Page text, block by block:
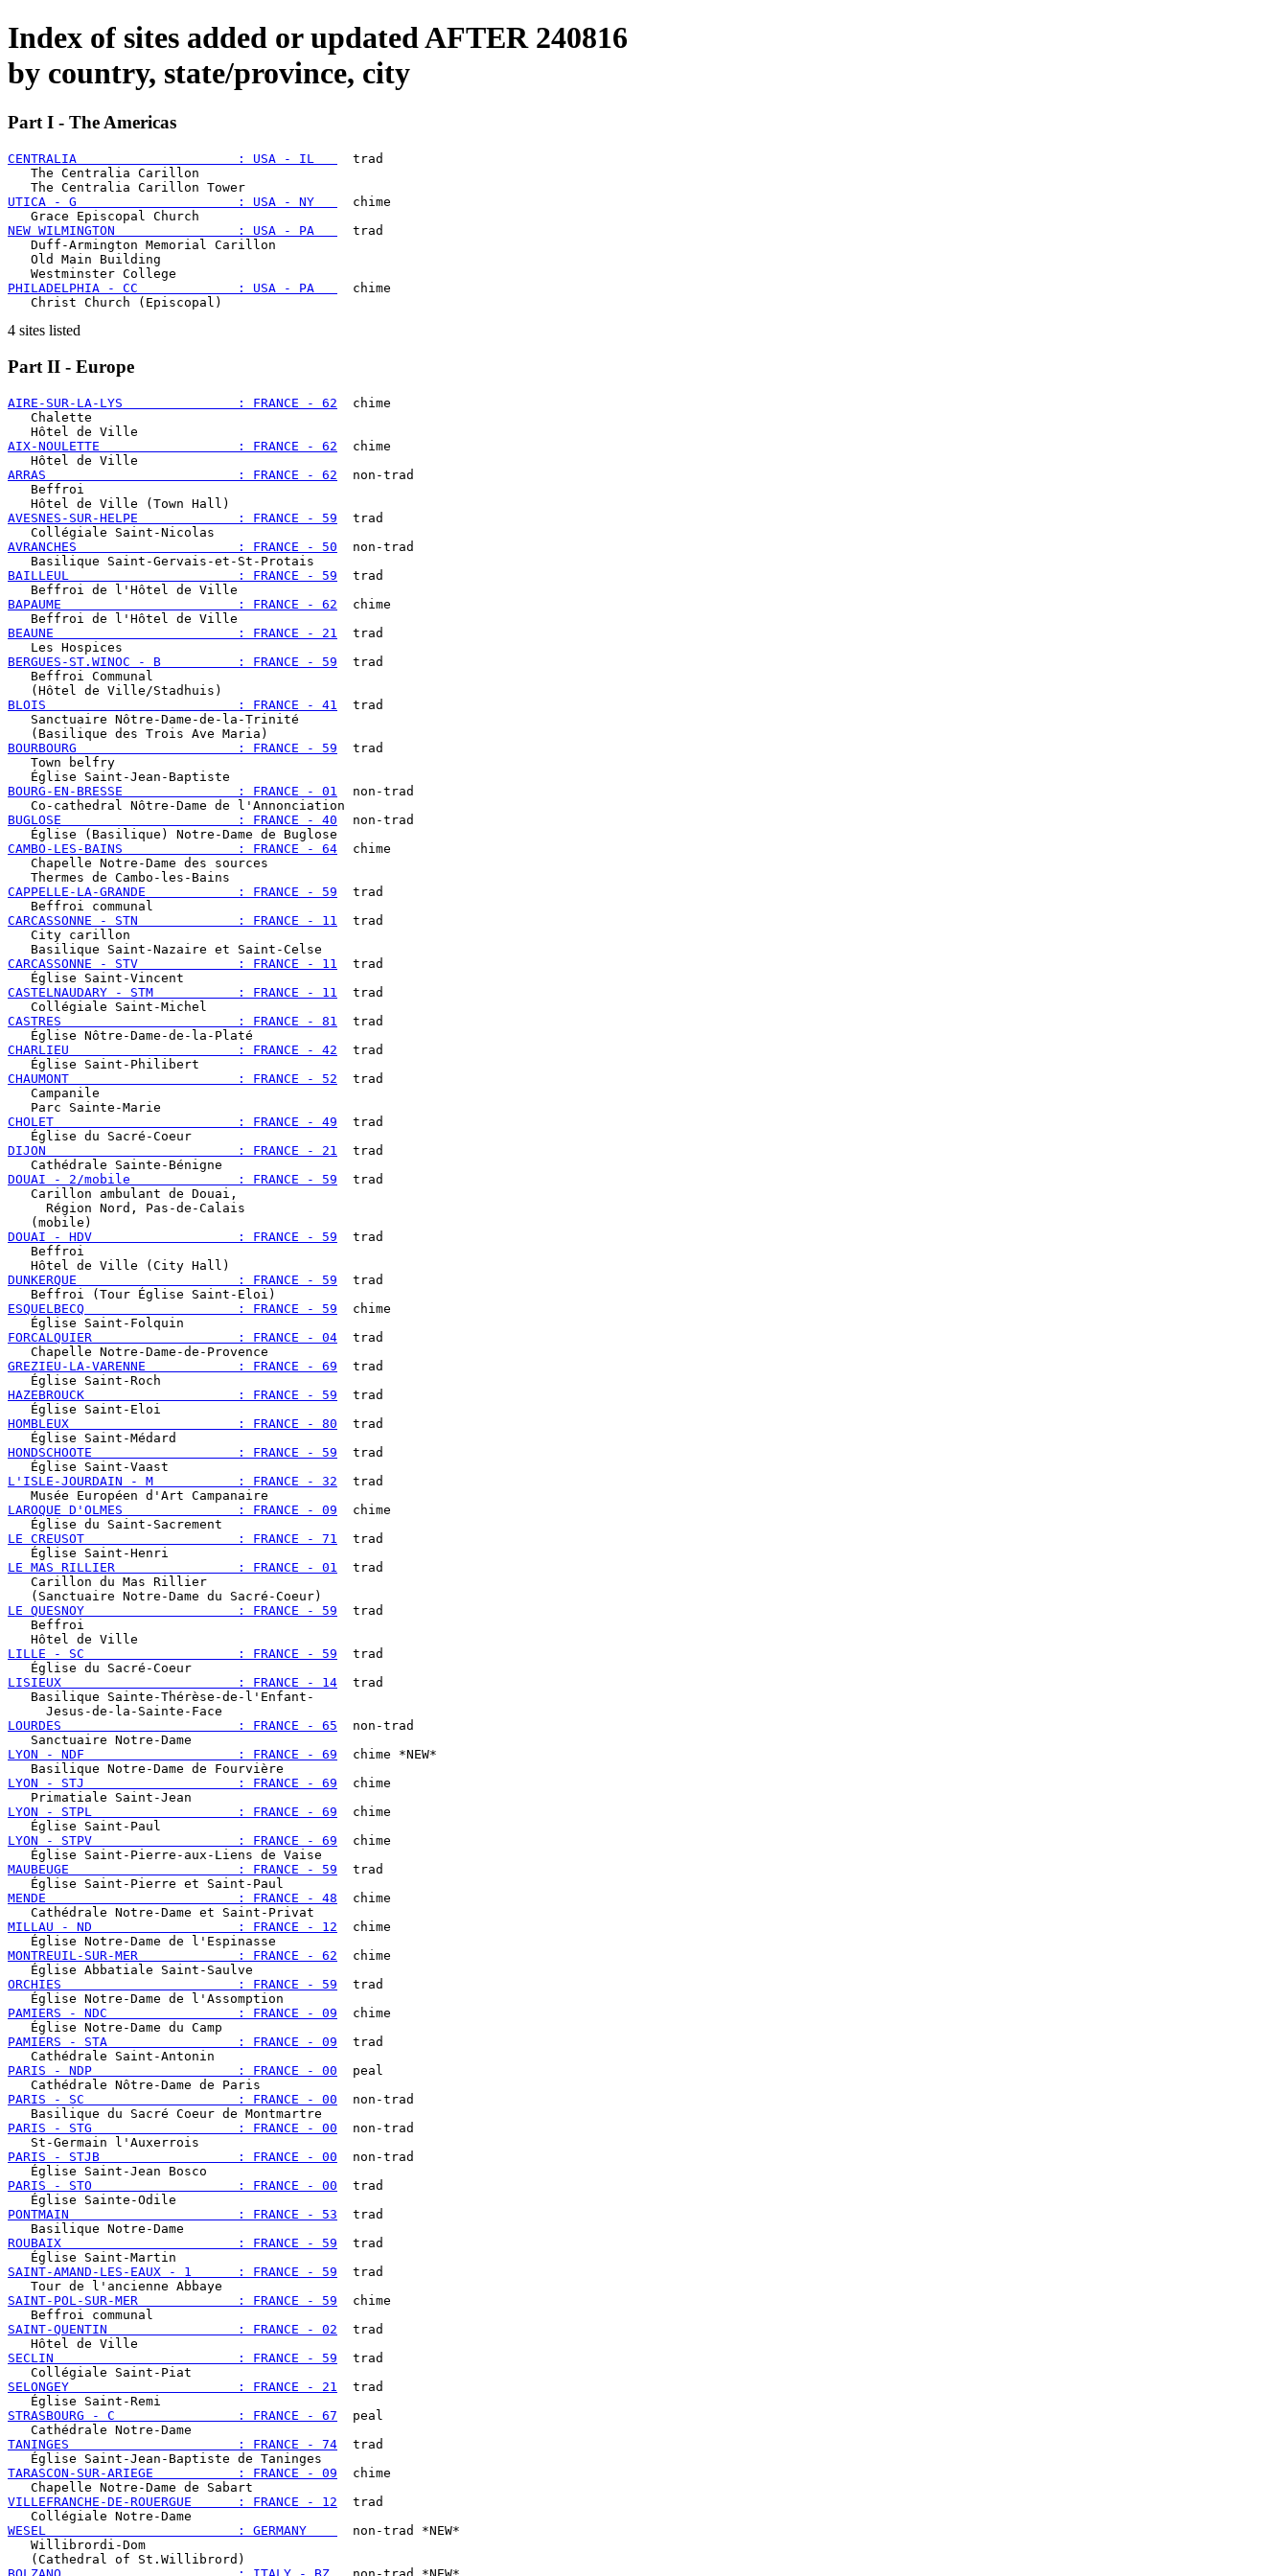
Index of sites added or updated AFTER 240816
by country, state/province, city
Part I - The Americas
CENTRALIA                     : USA - IL
  trad
   The Centralia Carillon
UTICA - G                     : USA - NY
  chime
NEW WILMINGTON                : USA - PA
  trad
   Duff-Armington Memorial Carillon
   Old Main Building
PHILADELPHIA - CC             : USA - PA
  chime
4 sites listed
Part II - Europe
AIRE-SUR-LA-LYS               : FRANCE - 62
  chime
   Chalette
AIX-NOULETTE                  : FRANCE - 62
  chime
ARRAS                         : FRANCE - 62
  non-trad
   Beffroi
AVESNES-SUR-HELPE             : FRANCE - 59
  trad
AVRANCHES                     : FRANCE - 50
  non-trad
BAILLEUL                      : FRANCE - 59
  trad
BAPAUME                       : FRANCE - 62
  chime
BEAUNE                        : FRANCE - 21
  trad
BERGUES-ST.WINOC - B          : FRANCE - 59
  trad
   Beffroi Communal
BLOIS                         : FRANCE - 41
  trad
   Sanctuaire Nôtre-Dame-de-la-Trinité
BOURBOURG                     : FRANCE - 59
  trad
   Town belfry
BOURG-EN-BRESSE               : FRANCE - 01
  non-trad
BUGLOSE                       : FRANCE - 40
  non-trad
CAMBO-LES-BAINS               : FRANCE - 64
  chime
   Chapelle Notre-Dame des sources
CAPPELLE-LA-GRANDE            : FRANCE - 59
  trad
CARCASSONNE - STN             : FRANCE - 11
  trad
   City carillon
CARCASSONNE - STV             : FRANCE - 11
  trad
CASTELNAUDARY - STM           : FRANCE - 11
  trad
CASTRES                       : FRANCE - 81
  trad
CHARLIEU                      : FRANCE - 42
  trad
CHAUMONT                      : FRANCE - 52
  trad
   Campanile
CHOLET                        : FRANCE - 49
  trad
DIJON                         : FRANCE - 21
  trad
DOUAI - 2/mobile              : FRANCE - 59
  trad
   Carillon ambulant de Douai,
     Région Nord, Pas-de-Calais
DOUAI - HDV                   : FRANCE - 59
  trad
   Beffroi
DUNKERQUE                     : FRANCE - 59
  trad
ESQUELBECQ                    : FRANCE - 59
  chime
FORCALQUIER                   : FRANCE - 04
  trad
GREZIEU-LA-VARENNE            : FRANCE - 69
  trad
HAZEBROUCK                    : FRANCE - 59
  trad
HOMBLEUX                      : FRANCE - 80
  trad
HONDSCHOOTE                   : FRANCE - 59
  trad
L'ISLE-JOURDAIN - M           : FRANCE - 32
  trad
LAROQUE D'OLMES               : FRANCE - 09
  chime
LE CREUSOT                    : FRANCE - 71
  trad
LE MAS RILLIER                : FRANCE - 01
  trad
   Carillon du Mas Rillier
LE QUESNOY                    : FRANCE - 59
  trad
   Beffroi
LILLE - SC                    : FRANCE - 59
  trad
LISIEUX                       : FRANCE - 14
  trad
   Basilique Sainte-Thérèse-de-l'Enfant-
LOURDES                       : FRANCE - 65
  non-trad
LYON - NDF                    : FRANCE - 69
  chime *NEW*
LYON - STJ                    : FRANCE - 69
  chime
LYON - STPL                   : FRANCE - 69
  chime
LYON - STPV                   : FRANCE - 69
  chime
MAUBEUGE                      : FRANCE - 59
  trad
MENDE                         : FRANCE - 48
  chime
MILLAU - ND                   : FRANCE - 12
  chime
MONTREUIL-SUR-MER             : FRANCE - 62
  chime
ORCHIES                       : FRANCE - 59
  trad
PAMIERS - NDC                 : FRANCE - 09
  chime
PAMIERS - STA                 : FRANCE - 09
  trad
PARIS - NDP                   : FRANCE - 00
  peal
PARIS - SC                    : FRANCE - 00
  non-trad
PARIS - STG                   : FRANCE - 00
  non-trad
PARIS - STJB                  : FRANCE - 00
  non-trad
PARIS - STO                   : FRANCE - 00
  trad
PONTMAIN                      : FRANCE - 53
  trad
ROUBAIX                       : FRANCE - 59
  trad
SAINT-AMAND-LES-EAUX - 1      : FRANCE - 59
  trad
SAINT-POL-SUR-MER             : FRANCE - 59
  chime
SAINT-QUENTIN                 : FRANCE - 02
  trad
SECLIN                        : FRANCE - 59
  trad
SELONGEY                      : FRANCE - 21
  trad
STRASBOURG - C                : FRANCE - 67
  peal
TANINGES                      : FRANCE - 74
  trad
TARASCON-SUR-ARIEGE           : FRANCE - 09
  chime
VILLEFRANCHE-DE-ROUERGUE      : FRANCE - 12
  trad
WESEL                         : GERMANY
  non-trad *NEW*
   Willibrordi-Dom